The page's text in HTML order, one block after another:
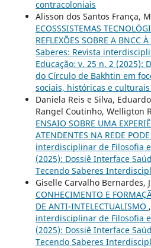
contracoloniais
Alisson dos Santos França,
ECOSSSISTEMAS
REFLEXÕES SOBRE A BNCC
Saberes: Revista
Educação: v. 25 n. 2 (2025):
do Círculo de Bakhtin em
sociais, históricas e
Daniela Reis e Silva,
Rangel Coutinho, Welligton
ENSAIO SOBRE UMA
ATENDENTES NA REDE
interdisciplinar de Filosofia e
(2025): Dossiê Interface
Tecendo Saberes
Giselle Carvalho Bernardes,
CONHECIMENTO E
DE ANTI-INTELECTUALISMO ,
interdisciplinar de Filosofia e
(2025): Dossiê Interface
Tecendo Saberes